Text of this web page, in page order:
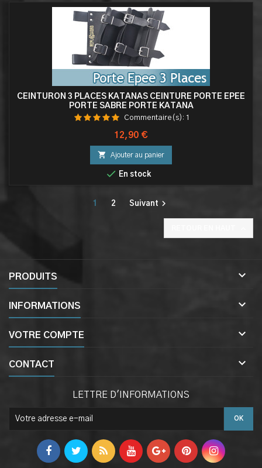
CEINTURON 3 PLACES KATANAS CEINTURE PORTE EPEE
PORTE SABRE PORTE KATANA
Commentaire(s): 1
Prix
12,90 €
 Ajouter au panier
 En stock
1 2 Suivant 
PRODUITS 
INFORMATIONS 
VOTRE COMPTE 
CONTACT 
LETTRE D'INFORMATIONS